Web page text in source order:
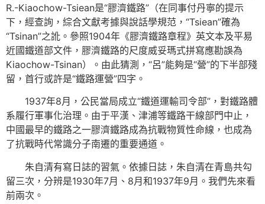
R.-Kiaochow-Tsiean是“膠濟鐵路”（在同事付丹寧的提示
下，經查詢，綜合文獻考據與說話學規范，“Tsiean”確為
“Tsinan”之訛。參照1904年《膠濟鐵路章程》英文本及平易
近國鐵道部文件，膠濟鐵路的尺度威妥瑪式拼寫應勘誤為
Kiaochow-Tsinan）。由此猜測，“呂”能夠是“營”的下半部殘
留，首行或許是“鐵路運營”四字。
1937年8月，公民當局成立“鐵道運輸司令部”，對鐵路體
系履行軍事化治理。由于平漢、津浦等鐵路干線部門中止，
中國最早的鐵路之一膠濟鐵路成為抗戰物質性命線，也成為
了抗戰時代常識分子南遷的重要通道。
朱自清有寫日誌的習氣。依據日誌，朱自清在青島共勾
留三次，分辨是1930年7月、8月和1937年9月。我們先來看
前兩次。